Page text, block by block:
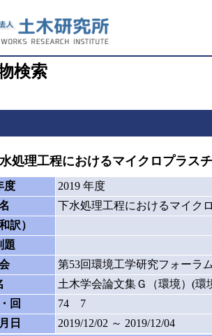
検索
処理工程におけるマイクロプラス
度
2019 年度
下水処理工程におけるマイク
訳）
題
第53回環境工学研究フォーラ
土木学会論文集Ｇ（環境）(環
回
74 7
日
2019/12/02 ～ 2019/12/04